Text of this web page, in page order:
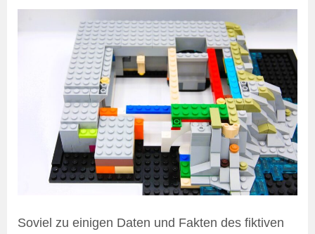
Soviel zu einigen Daten und Fakten des fiktiven